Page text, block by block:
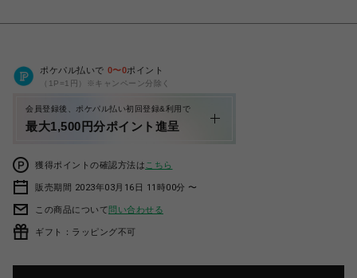
ポケパル払いで 0〜0ポイント
（1P=1円）※キャンペーン分除く
会員登録後、ポケパル払い初回登録&利用で
最大1,500円分ポイント進呈
獲得ポイントの確認方法は こちら
販売期間 2023年03月16日 11時00分 〜
この商品について問い合わせる
ギフト：ラッピング不可